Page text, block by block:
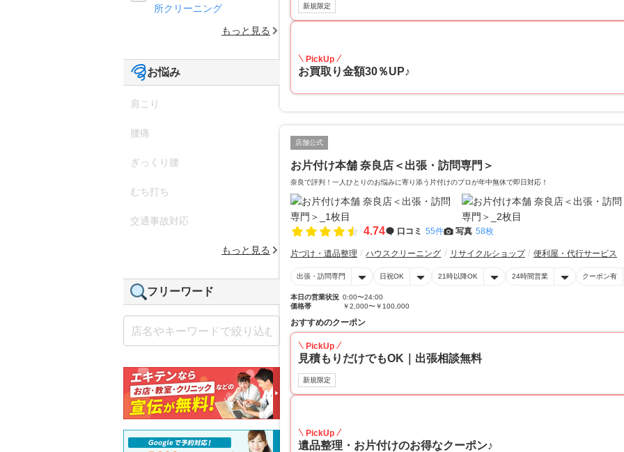
新規限定
PickUp
お買取り金額30％UP♪
店舗公式
お片付け本舗 奈良店＜出張・訪問専門＞
奈良で評判！一人ひとりのお悩みに寄り添う片付けのプロが年中無休で即日対応！
4.74 口コミ 55件 写真 58枚
片づけ・遺品整理 ハウスクリーニング リサイクルショップ 便利屋・代行サービス
出張・訪問専門 日祝OK 21時以降OK 24時間営業 クーポン有
本日の営業状況 0:00〜24:00
価格帯
￥2,000〜￥100,000
おすすめのクーポン
PickUp
見積もりだけでもOK｜出張相談無料
新規限定
PickUp
遺品整理・お片付けのお得なクーポン♪
所クリーニング
もっと見る
お悩み
肩こり
腰痛
ぎっくり腰
むち打ち
交通事故対応
もっと見る
フリーワード